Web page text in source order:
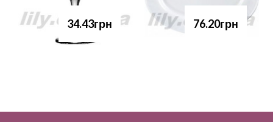
34.43грн 76.20грн